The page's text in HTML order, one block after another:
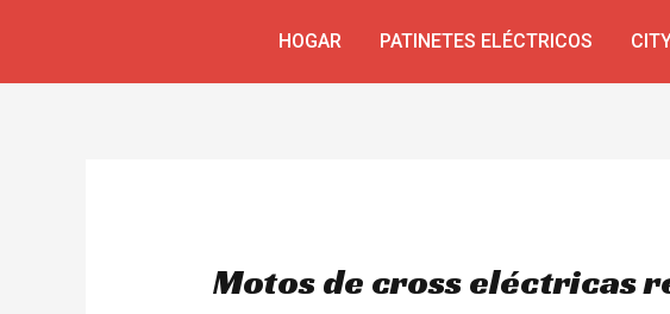
HOGAR PATINETES ELÉCTRICOS
Motos de cross eléctricas